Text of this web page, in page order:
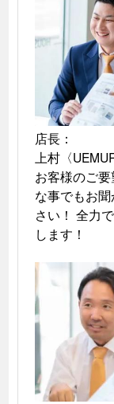
店長：
上村〈
お客様のご
な事でもお
さい！ 全力
します！